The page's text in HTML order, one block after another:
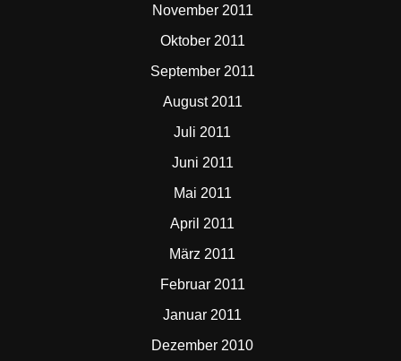
November 2011
Oktober 2011
September 2011
August 2011
Juli 2011
Juni 2011
Mai 2011
April 2011
März 2011
Februar 2011
Januar 2011
Dezember 2010